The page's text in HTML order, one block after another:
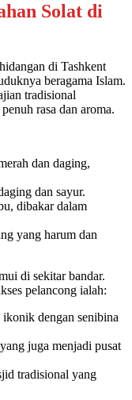
Solat di
di Tashkent
beragama Islam.
tradisional
rasa dan aroma.
dan daging,
dan sayur.
dibakar dalam
yang harum dan
di sekitar bandar.
pelancong ialah:
dengan senibina
juga menjadi pusat
tradisional yang